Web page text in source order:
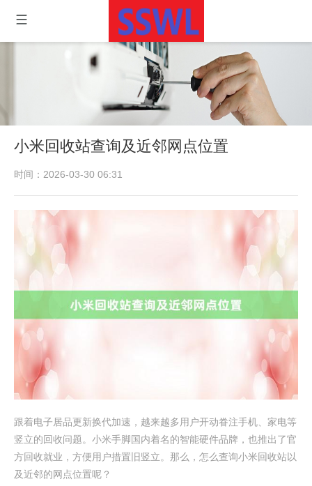
小米回收站查询及近邻网点位置
时间：2026-03-30 06:31
跟着电子居品更新换代加速，越来越多用户开动眷注手机、家电等
竖立的回收问题。小米手脚国内着名的智能硬件品牌，也推出了官
方回收就业，方便用户措置旧竖立。那么，怎么查询小米回收站以
及近邻的网点位置呢？